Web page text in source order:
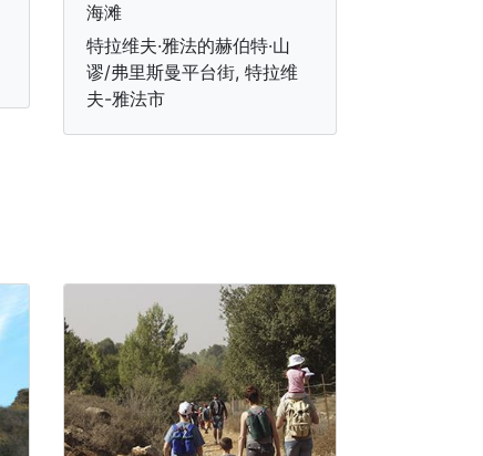
海滩
特拉维夫·雅法的赫伯特·山
谬/弗里斯曼平台街, 特拉维
夫-雅法市